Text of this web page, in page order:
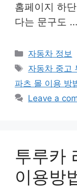
홈페이지 하
다는 문구도 …
Categories
자동차 정보
Tags
자동차 중고
파츠 몰 이용 방
Leave a
투루카
이용방